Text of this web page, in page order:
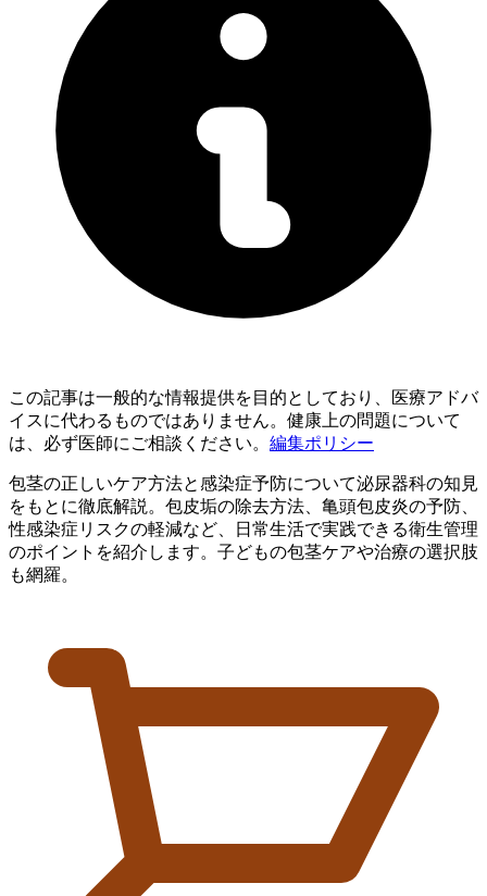
この記事は一般的な情報提供を目的としており、医療アドバ
イスに代わるものではありません。健康上の問題について
は、必ず医師にご相談ください。 編集ポリシー
包茎の正しいケア方法と感染症予防について泌尿器科の知見
をもとに徹底解説。包皮垢の除去方法、亀頭包皮炎の予防、
性感染症リスクの軽減など、日常生活で実践できる衛生管理
のポイントを紹介します。子どもの包茎ケアや治療の選択肢
も網羅。